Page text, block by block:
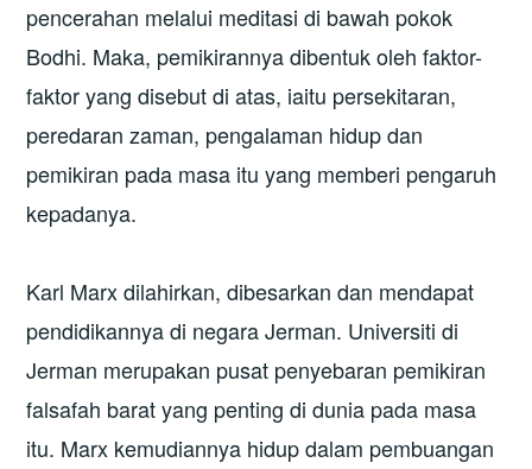
pencerahan melalui meditasi di bawah pokok
Bodhi. Maka, pemikirannya dibentuk oleh faktor-
faktor yang disebut di atas, iaitu persekitaran,
peredaran zaman, pengalaman hidup dan
pemikiran pada masa itu yang memberi pengaruh
kepadanya.
Karl Marx dilahirkan, dibesarkan dan mendapat
pendidikannya di negara Jerman. Universiti di
Jerman merupakan pusat penyebaran pemikiran
falsafah barat yang penting di dunia pada masa
itu. Marx kemudiannya hidup dalam pembuangan